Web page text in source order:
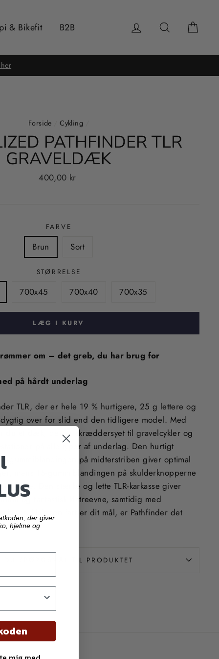
& Bikefit B2B Log ind
Forside Cykling
PATHFINDER TLR
GRAVELDÆK
Normalpris
400,00 kr
FARVE
Brun Sort
STØRRELSE
700x45 700x40 700x35
LÆG I KURV
om – det greb, du har brug for
på hårdt underlag
TLR, der er hele 19 % hurtigere, 25 g lettere og
over for slid end den tidligere model. Med
du et dæk, der er skræddersyet til gravelcykler og
på alle typer af underlag. Den hurtigt
gummiblandingen på midterstriben giver optimal
mens T5-gummiblandingen på skulderknopperne
Den stærke og lette TLR-karkasse giver
og fantastisk klatreevne, samtidig med
Hvis ren fart er dit mål, er Pathfinder det
DU SPØRGSMÅL TIL PRODUKTET
der giver
hjelme og